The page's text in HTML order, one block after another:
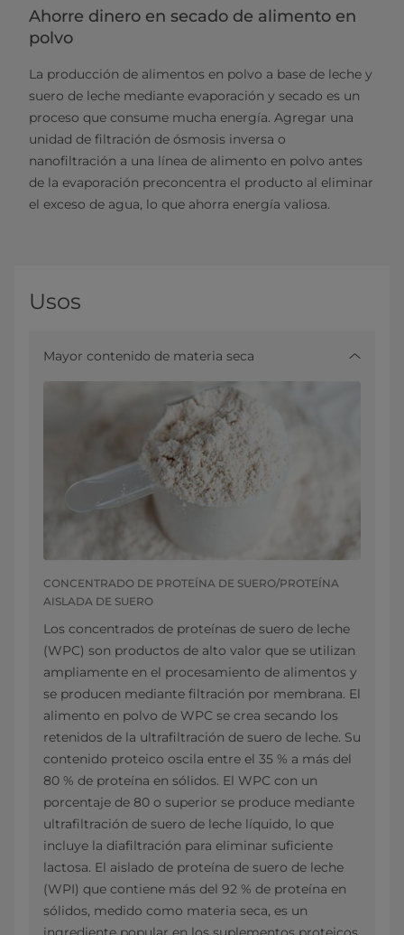
Ahorre dinero en secado de alimento en
polvo
La producción de alimentos en polvo a base de leche y
suero de leche mediante evaporación y secado es un
proceso que consume mucha energía. Agregar una
unidad de filtración de ósmosis inversa o
nanofiltración a una línea de alimento en polvo antes
de la evaporación preconcentra el producto al eliminar
el exceso de agua, lo que ahorra energía valiosa.
Usos
Mayor contenido de materia seca
CONCENTRADO DE PROTEÍNA DE SUERO/PROTEÍNA
AISLADA DE SUERO
Los concentrados de proteínas de suero de leche
(WPC) son productos de alto valor que se utilizan
ampliamente en el procesamiento de alimentos y
se producen mediante filtración por membrana. El
alimento en polvo de WPC se crea secando los
retenidos de la ultrafiltración de suero de leche. Su
contenido proteico oscila entre el 35 % a más del
80 % de proteína en sólidos. El WPC con un
porcentaje de 80 o superior se produce mediante
ultrafiltración de suero de leche líquido, lo que
incluye la diafiltración para eliminar suficiente
lactosa. El aislado de proteína de suero de leche
(WPI) que contiene más del 92 % de proteína en
sólidos, medido como materia seca, es un